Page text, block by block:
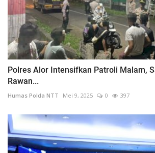
Polres Alor Intensifkan Patroli Malam,
Rawan...
Humas Polda NTT Mei 9, 2025 0 397